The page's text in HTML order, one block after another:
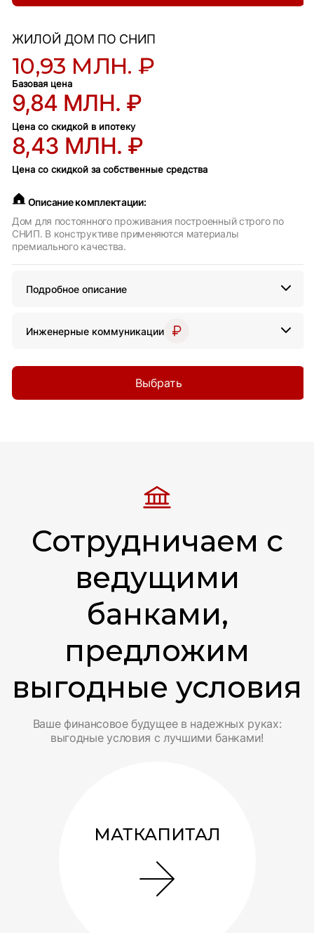
ЖИЛОЙ ДОМ ПО СНИП
10,93 МЛН. ₽
Базовая цена
9,84 МЛН. ₽
Цена со скидкой в ипотеку
8,43 МЛН. ₽
Цена со скидкой за собственные средства
Описание комплектации:
Дом для постоянного проживания построенный строго по
СНИП. В конструктиве применяются материалы
премиального качества.
Подробное описание
Инженерные коммуникации
Выбрать
Сотрудничаем с
ведущими
банками,
предложим
выгодные условия
Ваше финансовое будущее в надежных руках:
выгодные условия с лучшими банками!
МАТКАПИТАЛ
Беседка 3х3 «Сюрприз»
171 137 руб.
0 A
Смотреть подробнее